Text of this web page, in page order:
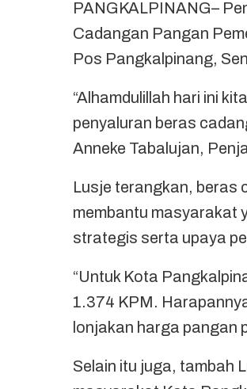
PANGKALPINANG–
Cadangan Pangan
Pos Pangkalpinang,
“Alhamdulillah hari ini
penyaluran beras
Anneke Tabalujan,
Lusje terangkan, beras
membantu masyarakat
strategis serta upaya
“Untuk Kota
1.374 KPM.
lonjakan harga pangan
Selain itu juga, tambah